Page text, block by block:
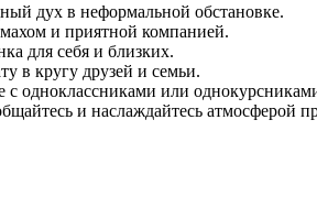
дух в неформальной обстановке.
и приятной компанией.
для себя и близких.
в кругу друзей и семьи.
с одноклассниками или
и наслаждайтесь атмосферой